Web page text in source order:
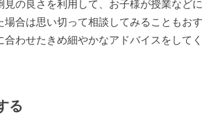
見の良さを利用して、お子様が授業などに
場合は思い切って相談してみることもおす
わせたきめ細やかなアドバイスをしてく
る